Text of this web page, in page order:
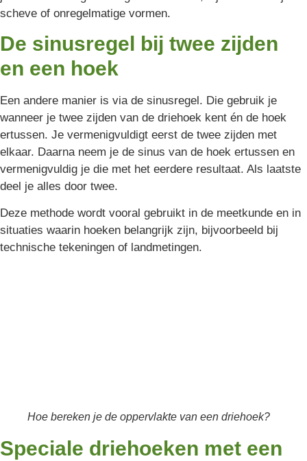
scheve of onregelmatige vormen.
De sinusregel bij twee zijden
en een hoek
Een andere manier is via de sinusregel. Die gebruik je
wanneer je twee zijden van de driehoek kent én de hoek
ertussen. Je vermenigvuldigt eerst de twee zijden met
elkaar. Daarna neem je de sinus van de hoek ertussen en
vermenigvuldig je die met het eerdere resultaat. Als laatste
deel je alles door twee.
Deze methode wordt vooral gebruikt in de meetkunde en in
situaties waarin hoeken belangrijk zijn, bijvoorbeeld bij
technische tekeningen of landmetingen.
Hoe bereken je de oppervlakte van een driehoek?
Speciale driehoeken met een